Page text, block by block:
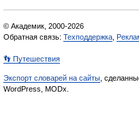
© Академик, 2000-2026
Обратная связь: Техподдержка
👣 Путешествия
Экспорт словарей на сайты ,
WordPress, MODx.